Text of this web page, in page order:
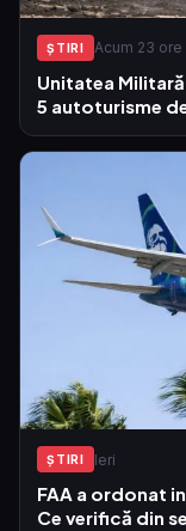
ŞTIRI Acum 23 ore
Unitatea
5 autoturisme
ŞTIRI Ieri
FAA a ordonat
Ce verifică din